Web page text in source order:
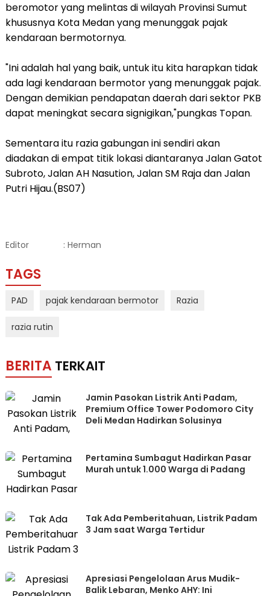
beromotor yang melintas di wilayah Provinsi Sumut
khususnya Kota Medan yang menunggak pajak
kendaraan bermotornya.
"Ini adalah hal yang baik, untuk itu kita harapkan tidak
ada lagi kendaraan bermotor yang menunggak pajak.
Dengan demikian pendapatan daerah dari sektor PKB
dapat meningkat secara signigikan,"pungkas Topan.
Sementara itu razia gabungan ini sendiri akan
diadakan di empat titik lokasi diantaranya Jalan Gatot
Subroto, Jalan AH Nasution, Jalan SM Raja dan Jalan
Putri Hijau.(BS07)
Editor : Herman
TAGS
PAD pajak kendaraan bermotor Razia
razia rutin
BERITA TERKAIT
Jamin Pasokan Listrik Anti Padam,
Premium Office Tower Podomoro City
Deli Medan Hadirkan Solusinya
Pertamina Sumbagut Hadirkan Pasar
Murah untuk 1.000 Warga di Padang
Tak Ada Pemberitahuan, Listrik Padam
3 Jam saat Warga Tertidur
Apresiasi Pengelolaan Arus Mudik-
Balik Lebaran, Menko AHY: Ini